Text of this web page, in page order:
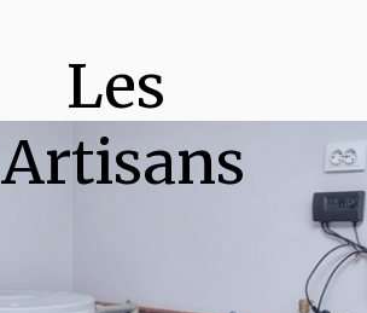
Les
Artisans